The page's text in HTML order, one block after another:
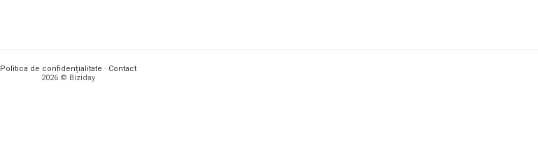
Politica de confidențialitate · Contact
2026 © Biziday